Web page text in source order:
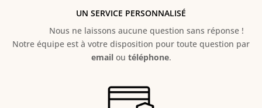
UN SERVICE PERSONNALISÉ
Nous ne laissons aucune question sans réponse !
Notre équipe est à votre disposition pour toute question par
emailou téléphone.